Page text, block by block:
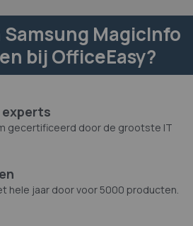
MagicInfo
bij OfficeEasy?
experts
gecertificeerd door de grootste IT
hele jaar door voor 5000 producten.